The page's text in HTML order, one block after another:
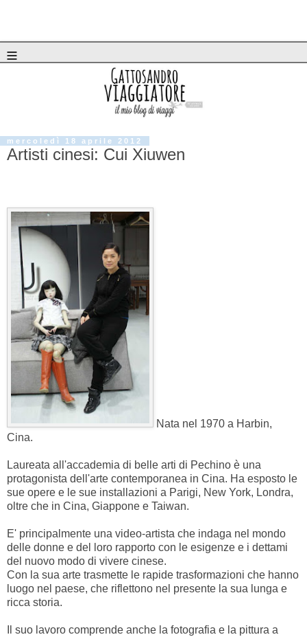
≡
mercoledì 18 aprile 2012
Artisti cinesi: Cui Xiuwen
Nata nel 1970 a Harbin,
Cina.
Laureata all'accademia di belle arti di Pechino è una
protagonista dell'arte contemporanea in Cina. Ha esposto le
sue opere e le sue installazioni a Parigi, New York, Londra,
oltre che in Cina, Giappone e Taiwan.
E' principalmente una video-artista che indaga nel mondo
delle donne e del loro rapporto con le esigenze e i dettami
del nuovo modo di vivere cinese.
Con la sua arte trasmette le rapide trasformazioni che hanno
luogo nel paese, che riflettono nel presente la sua lunga e
ricca storia.
Il suo lavoro comprende anche la fotografia e la pittura a